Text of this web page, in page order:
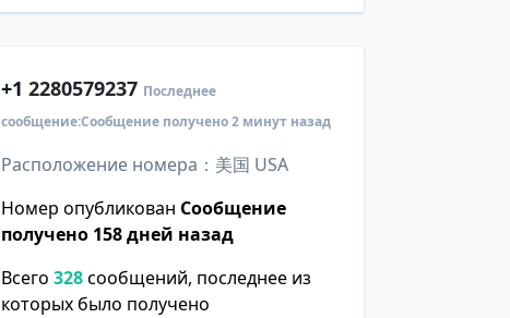
+1 2280579237 Последнее
сообщение:Сообщение получено 2 минут назад
Расположение номера：美国 USA
Номер опубликован Сообщение
получено 158 дней назад
Всего 328сообщений, последнее из
которых было получено